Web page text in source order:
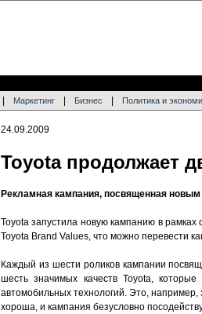
Маркетинг Бизнес Политика и
24.09.2009
Toyota продолжает
Рекламная кампания, посвященная
Toyota запустила новую кампанию в рамках
Toyota Brand Values, что можно перевести
Каждый из шести роликов кампании
шесть значимых качеств Toyota,
автомобильных технологий. Это,
хороша, и кампания безусловно